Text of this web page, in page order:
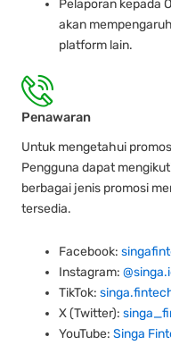
Pelaporan kepada
akan
platform lain.
Penawaran
Untuk mengetahui
Pengguna dapat
berbagai jenis promosi
tersedia.
Facebook:
Instagram:
TikTok:
X (Twitter):
YouTube: Singa